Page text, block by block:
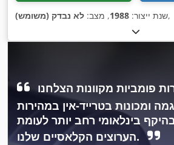
שנת ייצור: 1988, מצב: לא נבדק (משומש) ,
ומכונות בטרייד-אין במהירות
בינלאומי רחב יותר לעומת
הערוצים הקלאסיים שלנו.